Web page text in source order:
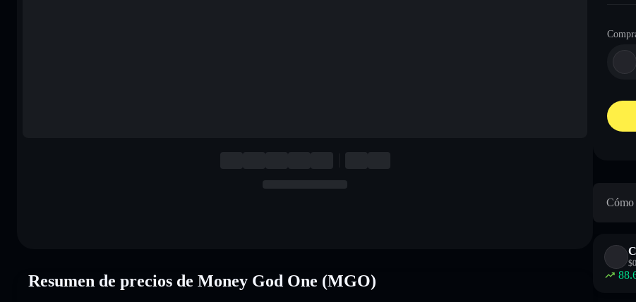
Resumen de precios de Money God One (MGO)
Cómo
$